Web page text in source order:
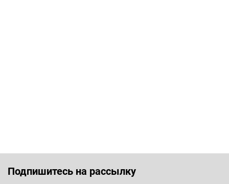
Подпишитесь на рассылку